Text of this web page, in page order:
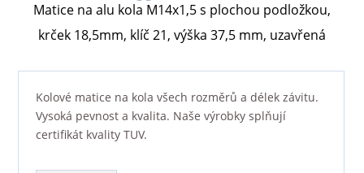
Matice na alu kola M14x1,5 s plochou podložkou,
krček 18,5mm, klíč 21, výška 37,5 mm, uzavřená
Kolové matice na kola všech rozměrů a délek závitu.
Vysoká pevnost a kvalita. Naše výrobky splňují
certifikát kvality TUV.